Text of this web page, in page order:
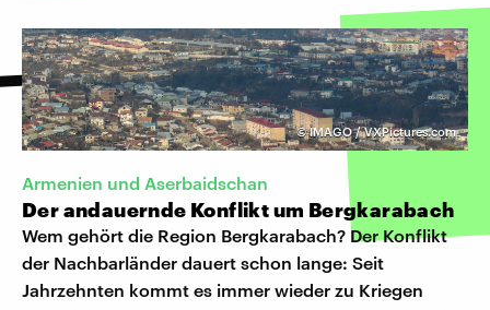
©IMAGO / VXPictures.com
Armenien und Aserbaidschan
Der andauernde Konflikt um Bergkarabach
Wem gehört die Region Bergkarabach? Der Konflikt
der Nachbarländer dauert schon lange: Seit
Jahrzehnten kommt es immer wieder zu Kriegen